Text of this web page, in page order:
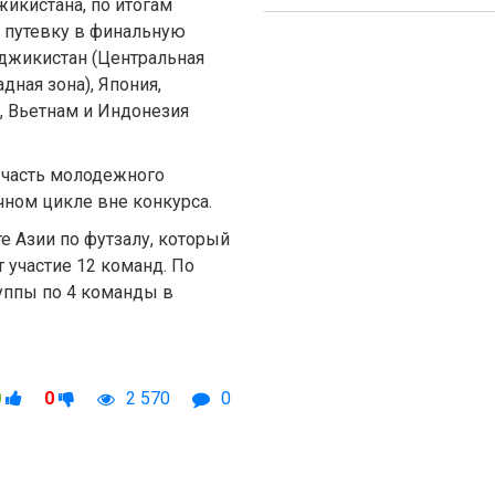
по итогам
путевку в финальную
(Центральная
зона), Япония,
Вьетнам и Индонезия
молодежного
цикле вне конкурса.
Азии по футзалу, который
12 команд. По
по 4 команды в
0 2 570 0